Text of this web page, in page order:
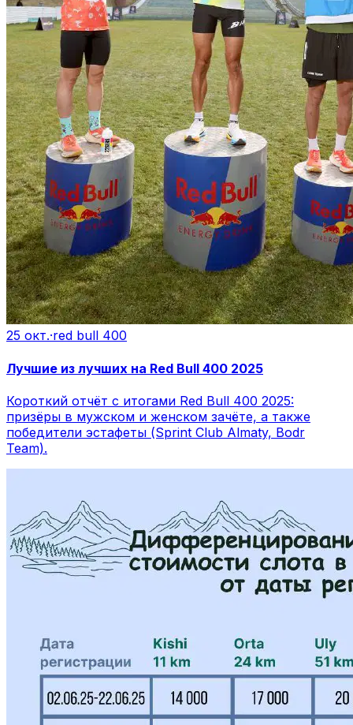
25 окт.·red bull 400
Лучшие из лучших на Red Bull 400 2025
Короткий отчёт с итогами Red Bull 400 2025:
призёры в мужском и женском зачёте, а также
победители эстафеты (Sprint Club Almaty, Bodr
Team).